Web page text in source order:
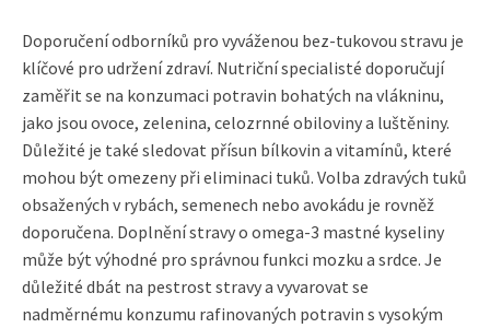
Doporučení odborníků pro vyváženou bez-tukovou stravu je
klíčové pro udržení zdraví. Nutriční specialisté doporučují
zaměřit se na konzumaci potravin bohatých na vlákninu,
jako jsou ovoce, zelenina, celozrnné obiloviny a luštěniny.
Důležité je také sledovat přísun bílkovin a vitamínů, které
mohou být omezeny při eliminaci tuků. Volba zdravých tuků
obsažených v rybách, semenech nebo avokádu je rovněž
doporučena. Doplnění stravy o omega-3 mastné kyseliny
může být výhodné pro správnou funkci mozku a srdce. Je
důležité dbát na pestrost stravy a vyvarovat se
nadměrnému konzumu rafinovaných potravin s vysokým